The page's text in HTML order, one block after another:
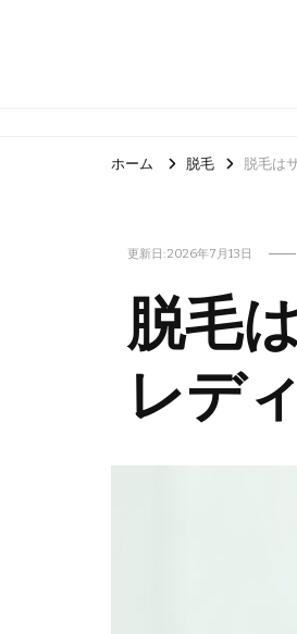
ホーム 脱毛 脱毛は
更新日:2026年7月13日
脱毛
レデ